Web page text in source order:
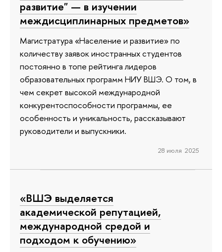
развитие" — в изучении
междисциплинарных предметов»
Магистратура «Население и развитие» по
количеству заявок иностранных студентов
постоянно в топе рейтинга лидеров
образовательных программ НИУ ВШЭ. О том, в
чем секрет высокой международной
конкурентоспособности программы, ее
особенность и уникальность, рассказывают
руководители и выпускники.
28 июля 2025
«ВШЭ выделяется
академической репутацией,
международной средой и
подходом к обучению»